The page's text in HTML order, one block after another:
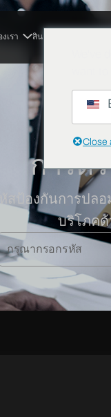
เรา สินค้า
การต
สป้องกันการปล
บริโภคด้
Close